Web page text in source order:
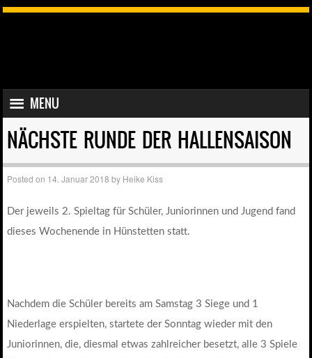
MENU
SKIP TO CONTENT
MENU
NÄCHSTE RUNDE DER HALLENSAISON
Posted on 14. Januar 2018 by Heike Kiss
Der jeweils 2. Spieltag für Schüler, Juniorinnen und Jugend fand
dieses Wochenende in Hünstetten statt.
Nachdem die Schüler bereits am Samstag 3 Siege und 1
Niederlage erspielten, startete der Sonntag wieder mit den
Juniorinnen, die, diesmal etwas zahlreicher besetzt, alle 3 Spiele